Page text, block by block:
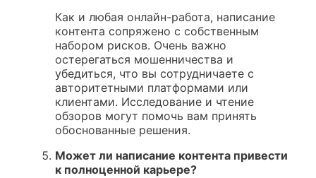
Как и любая онлайн-работа, написание
контента сопряжено с собственным
набором рисков. Очень важно
остерегаться мошенничества и
убедиться, что вы сотрудничаете с
авторитетными платформами или
клиентами. Исследование и чтение
обзоров могут помочь вам принять
обоснованные решения.
Может ли написание контента привести
к полноценной карьере?